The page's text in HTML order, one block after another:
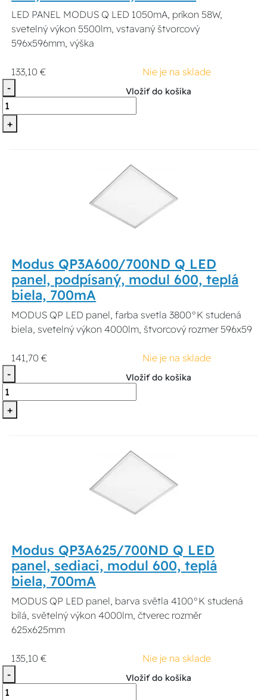
LED PANEL MODUS Q LED 1050mA, príkon 58W,
svetelný výkon 5500lm, vstavaný štvorcový
596x596mm, výška
133,10 €
Nie je na sklade
-
+
Vložiť do košíka
Modus QP3A600/700ND Q LED
panel, podpísaný, modul 600, teplá
biela, 700mA
MODUS QP LED panel, farba svetla 3800°K studená
biela, svetelný výkon 4000lm, štvorcový rozmer 596x59
141,70 €
Nie je na sklade
-
+
Vložiť do košíka
Modus QP3A625/700ND Q LED
panel, sediaci, modul 600, teplá
biela, 700mA
MODUS QP LED panel, barva světla 4100°K studená
bílá, světelný výkon 4000lm, čtverec rozměr
625x625mm
135,10 €
Nie je na sklade
-
Vložiť do košíka